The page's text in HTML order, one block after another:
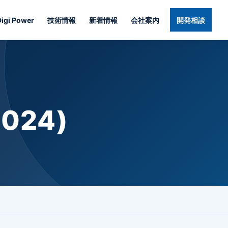
Power 技術情報 新着情報 会社案内 開発相談